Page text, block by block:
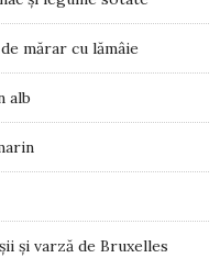
mărar cu lămâie
alb
și varză de Bruxelles